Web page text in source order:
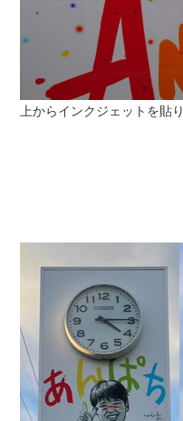
上からインクジェットを貼り